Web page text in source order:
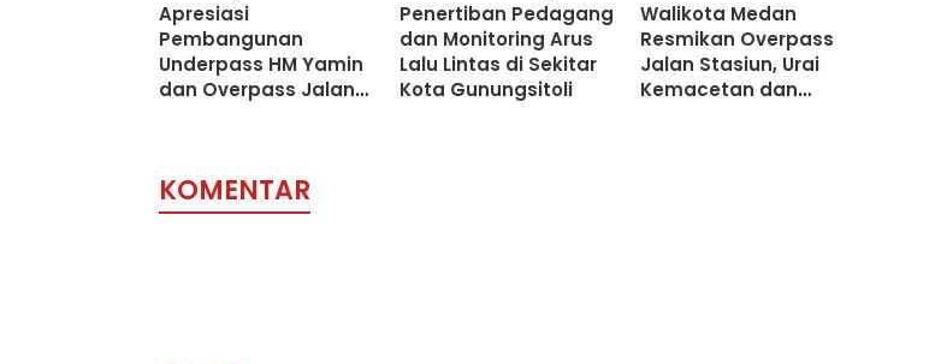
Apresiasi
Pembangunan
Underpass HM Yamin
dan Overpass Jalan
Kemacetan
Penertiban Pedagang
dan Monitoring Arus
Lalu Lintas di Sekitar
Kota Gunungsitoli
Walikota Medan
Resmikan Overpass
Jalan Stasiun, Urai
Kemacetan dan
KOMENTAR